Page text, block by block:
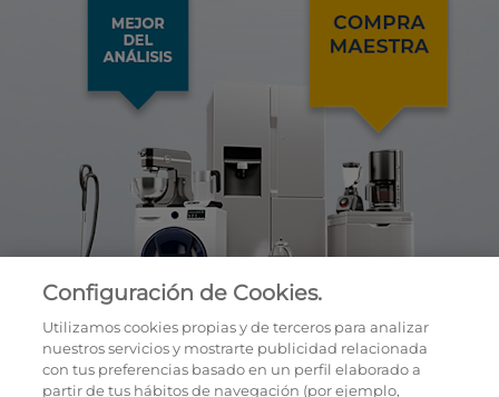
Configuración de Cookies.
Utilizamos cookies propias y de terceros para analizar
nuestros servicios y mostrarte publicidad relacionada
con tus preferencias basado en un perfil elaborado a
partir de tus hábitos de navegación (por ejemplo,